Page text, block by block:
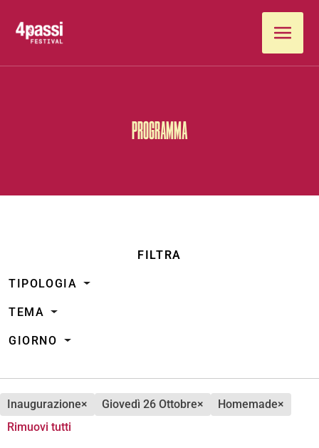
PROGRAMMA
FILTRA
TIPOLOGIA
TEMA
GIORNO
inaugurazione× giovedì 26 Ottobre× homemade×
Rimuovi tutti